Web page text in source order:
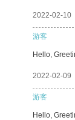
2022-02-10
游客
Hello,
2022-02-09
游客
Hello,